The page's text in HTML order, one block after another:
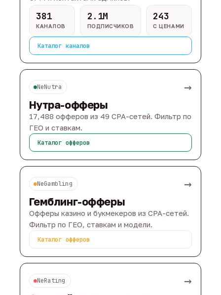
381
КАНАЛОВ
2.1M
ПОДПИСЧИКОВ
243
С ЦЕНАМИ
Каталог каналов
NeNutra →
Нутра-офферы
17,488 офферов из 49 CPA-сетей. Фильтр по
ГЕО и ставкам.
Каталог офферов
NeGambling →
Гемблинг-офферы
Офферы казино и букмекеров из CPA-сетей.
Фильтр по ГЕО, ставкам и модели.
Каталог офферов
NeRating →